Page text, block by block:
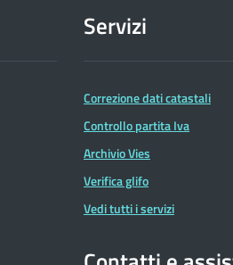
Servizi
Correzione dati catastali
Controllo partita Iva
Archivio Vies
Verifica glifo
Vedi tutti i servizi